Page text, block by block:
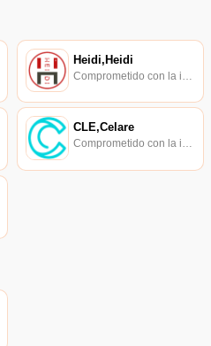
Heidi,Heidi
CLE,Celare
Comprometido con la investigación de políticas en los campos de las nuevas finanzas, las finanzas internacionales y los mercados financieros.